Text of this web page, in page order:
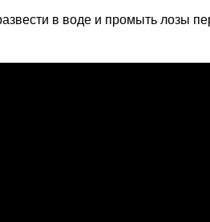
в воде и промыть лозы